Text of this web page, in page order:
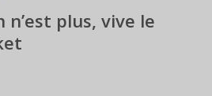
n’est plus, vive le